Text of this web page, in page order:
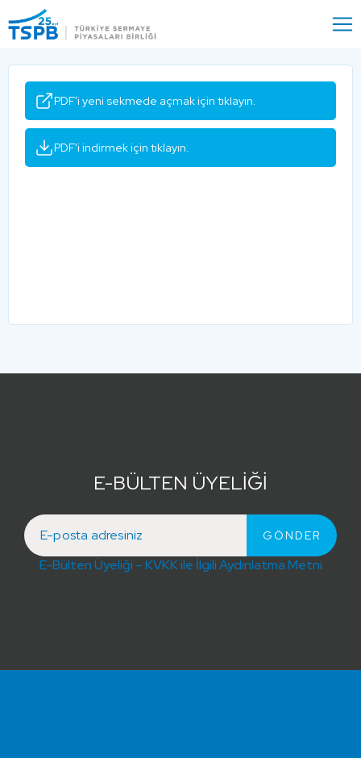
Close
PDF'i yeni sekmede açmak için tıklayın.
PDF'i indirmek için tıklayın.
E-BÜLTEN ÜYELİĞİ
E-Bülten Üyeliği – KVKK ile İlgili Aydınlatma Metni